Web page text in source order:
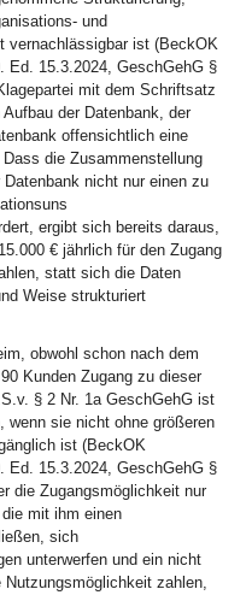
und
vernachlässigbar ist (BeckOK
Ed. 15.3.2024, GeschGehG §
mit dem Schriftsatz
der Datenbank, der
offensichtlich eine
die Zusammenstellung
nicht nur einen zu
ergibt sich bereits daraus,
€ jährlich für den Zugang
statt sich die Daten
Weise strukturiert
obwohl schon nach dem
Kunden Zugang zu dieser
§ 2 Nr. 1a GeschGehG ist
wenn sie nicht ohne größeren
ist (BeckOK
Ed. 15.3.2024, GeschGehG §
die Zugangsmöglichkeit nur
mit ihm einen
sich
unterwerfen und ein nicht
zahlen,